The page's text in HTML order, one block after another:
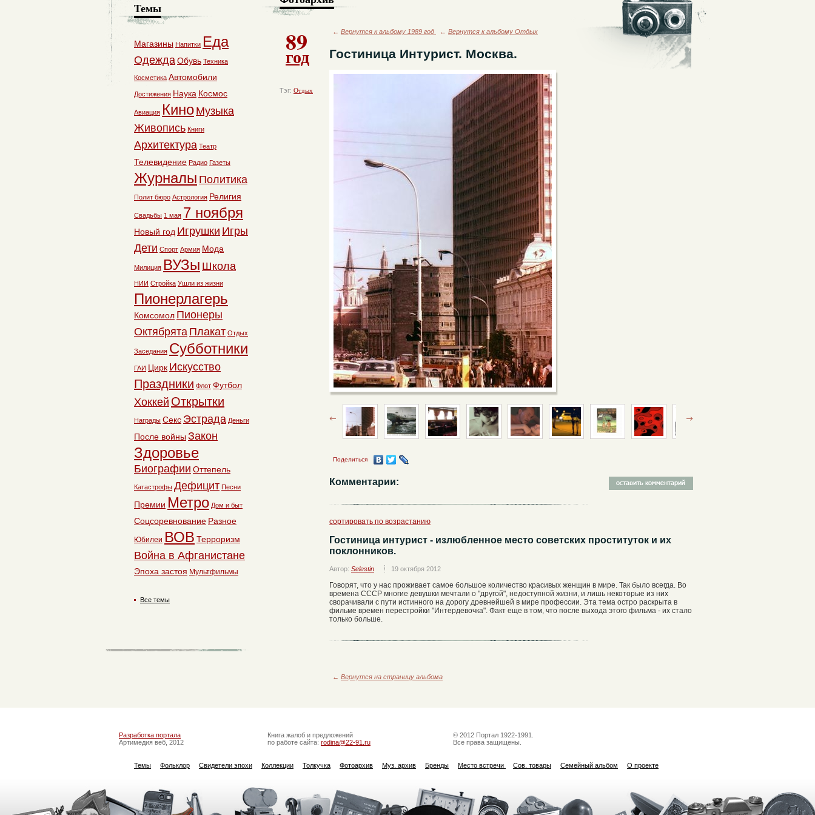
89
год
Тэг: Отдых
← Вернутся к альбому 1989 год ← Вернутся к альбому Отдых
Гостиница Интурист. Москва.
Поделиться
Комментарии:
сортировать по возрастанию
Гостиница интурист - излюбленное место советских проституток и их
поклонников.
Автор: Selestin 19 октября 2012
Говорят, что у нас проживает самое большое количество красивых женщин в мире. Так было всегда. Во
времена СССР многие девушки мечтали о "другой", недоступной жизни, и лишь некоторые из них
сворачивали с пути истинного на дорогу древнейшей в мире профессии. Эта тема остро раскрыта в
фильме времен перестройки "Интердевочка". Факт еще в том, что после выхода этого фильма - их стало
только больше.
← Вернутся на страницу альбома
Темы
Магазины Напитки Еда
ОдеждаОбувь Техника
Косметика Автомобили
Достижения Наука Космос
Авиация Кино Музыка
Живопись Книги
Архитектура Театр
Телевидение Радио Газеты
Журналы Политика
Полит бюро Астрология Религия
Свадьбы 1 мая 7 ноября
Новый год Игрушки Игры
Дети Спорт Армия Мода
Милиция ВУЗы Школа
НИИ Стройка Ушли из жизни
Пионерлагерь
Комсомол Пионеры
Октябрята Плакат Отдых
Заседания Субботники
ГАИ Цирк Искусство
Праздники Флот Футбол
Хоккей Открытки
Награды Секс Эстрада Деньги
После войны Закон
Здоровье
Биографии Оттепель
Катастрофы Дефицит Песни
Премии Метро Дом и быт
Соцсоревнование Разное
Юбилеи ВОВ Терроризм
Война в Афганистане
Эпоха застоя Мультфильмы
Все темы
Разработка портала
Артимедия веб, 2012
Книга жалоб и предложений
по работе сайта: rodina@22-91.ru
© 2012 Портал 1922-1991.
Все права защищены.
Темы Фольклор Свидетели эпохи Коллекции Толкучка Фотоархив Муз. архив Бренды Место встречи Сов. товары Семейный альбом О проекте